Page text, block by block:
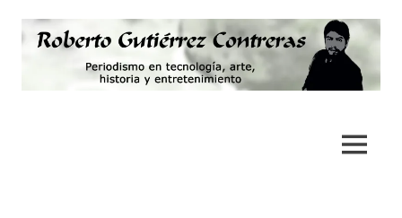
contenido
MENÚ